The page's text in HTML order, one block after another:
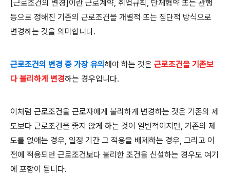
[근로조건의 변경] 이란 근로계약, 취업규칙, 단체협약 또는 관행
등으로 정해진 기존의 근로조건을 개별적 또는 집단적 방식으로
변경하는 것을 의미합니다.
근로조건의 변경 중 가장 유의 해야 하는 것은 근로조건을 기존보
다 불리하게 변경하는 경우입니다.
이처럼 근로조건을 근로자에게 불리하게 변경하는 것은 기존의 제
도보다 근로조건을 좋지 않게 하는 것이 일반적이지만, 기존의 제
도를 없애는 경우, 일정 기간 그 적용을 배제하는 경우, 그리고 이
전에 적용되던 근로조건보다 불리한 조건을 신설하는 경우도 여기
에 포함이 됩니다.